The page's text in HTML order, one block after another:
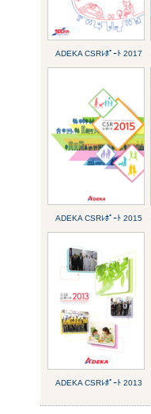
ADEKA CSRﾚﾎﾟｰﾄ 2017
ADEKA CSRﾚﾎﾟｰﾄ 2015
ADEKA CSRﾚﾎﾟｰﾄ 2013